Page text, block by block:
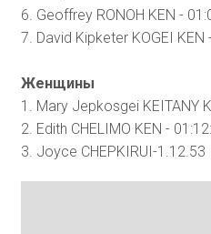
6. Geoffrey RONOH KEN -
7. David Kipketer KOGEI KEN
Женщины
1. Mary Jepkosgei KEITANY
2. Edith CHELIMO KEN -
3. Joyce CHEPKIRUI-1.12.53